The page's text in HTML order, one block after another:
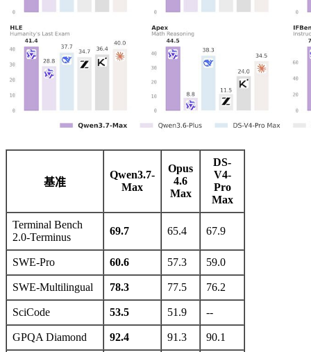
基准
Qwen3.7-
Max
Opus
4.6
Max
DS-
V4-
Pro
Max
Terminal Bench
2.0-Terminus
69.7 65.4 67.9
SWE-Pro 60.6 57.3 59.0
SWE-Multilingual 78.3 77.5 76.2
SciCode 53.5 51.9 --
GPQA Diamond 92.4 91.3 90.1